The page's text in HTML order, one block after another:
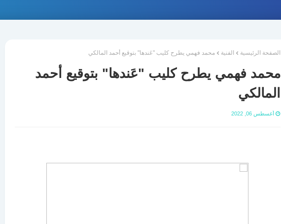
الصفحة الرئيسية الفنية محمد فهمي يطرح كليب "عَندها" بتوقيع أحمد المالكي
محمد فهمي يطرح كليب "عَندها" بتوقيع أحمد
المالكي
أغسطس 06, 2022